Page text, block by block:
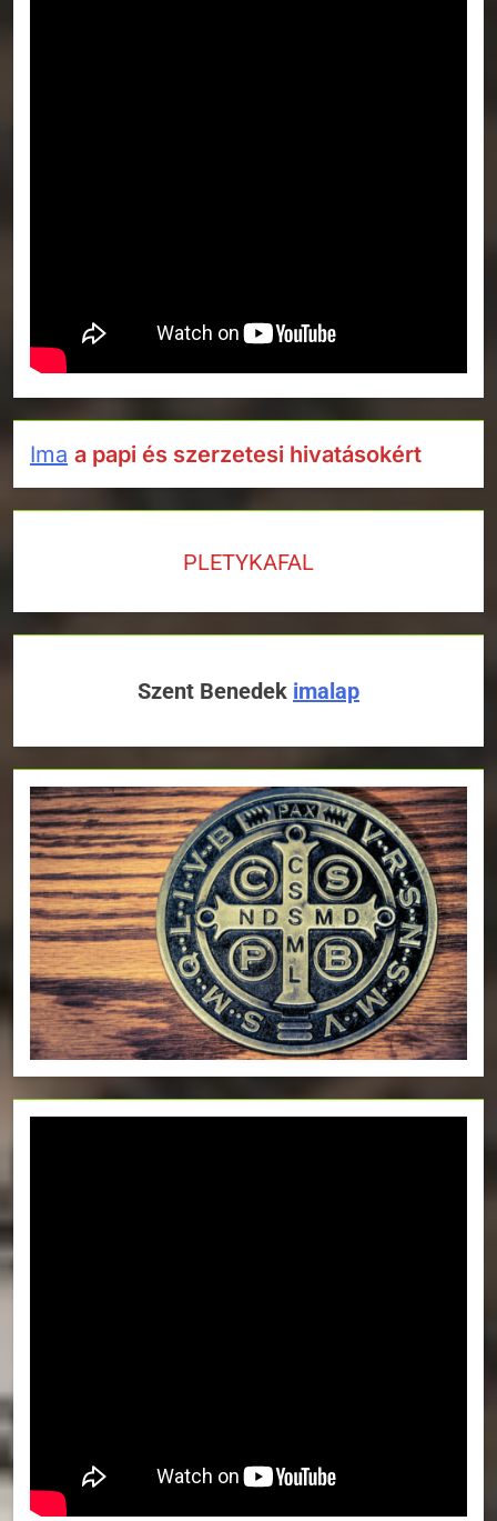
Ima a papi és szerzetesi hivatásokért
PLETYKAFAL
Szent Benedek imalap